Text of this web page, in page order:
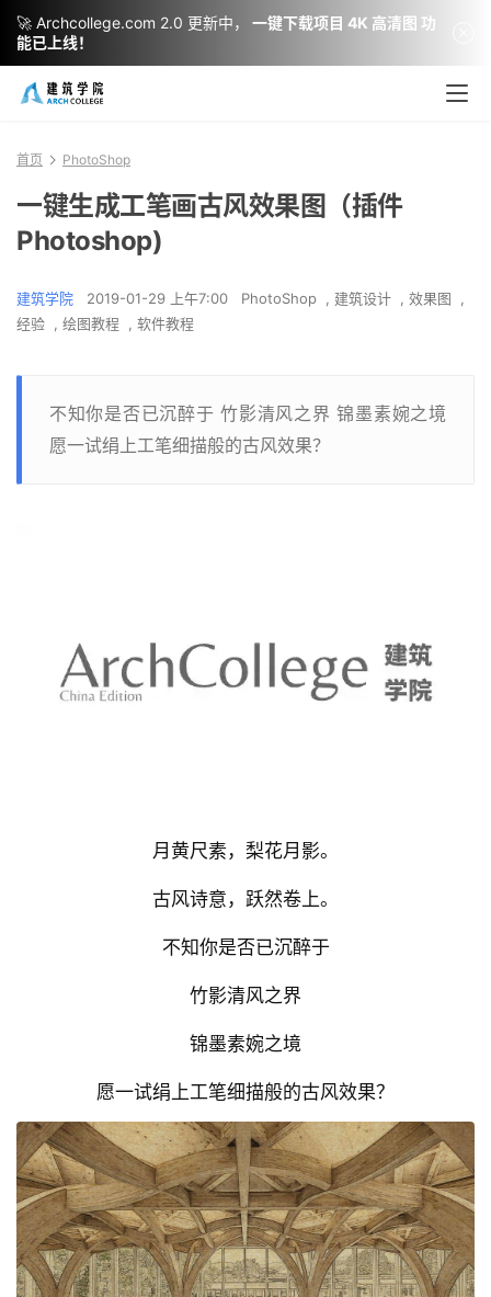
首页 PhotoShop
一键生成工笔画古风效果图（插件
Photoshop)
建筑学院 2019-01-29 上午7:00 PhotoShop , 建筑设计 , 效果图
,
经验 , 绘图教程 , 软件教程
不知你是否已沉醉于 竹影清风之界 锦墨素婉之境
愿一试绢上工笔细描般的古风效果？
月黄尺素，梨花月影。
古风诗意，跃然卷上。
不知你是否已沉醉于
竹影清风之界
锦墨素婉之境
愿一试绢上工笔细描般的古风效果？
🚀 Archcollege.com 2.0 更新中，
一键下载项目 4K 高清图 功
能已上线！